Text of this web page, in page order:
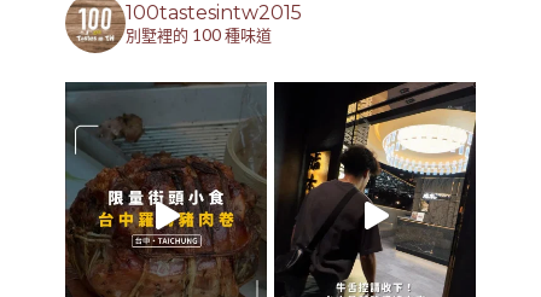
100tastesintw2015
別墅裡的 100 種味道